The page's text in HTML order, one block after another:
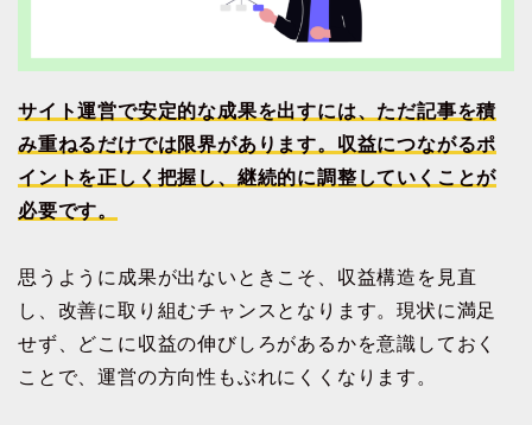
サイト運営で安定的な成果を出すには、ただ記事を積
み重ねるだけでは限界があります。収益につながるポ
イントを正しく把握し、継続的に調整していくことが
必要です。
思うように成果が出ないときこそ、収益構造を見直
し、改善に取り組むチャンスとなります。現状に満足
せず、どこに収益の伸びしろがあるかを意識しておく
ことで、運営の方向性もぶれにくくなります。